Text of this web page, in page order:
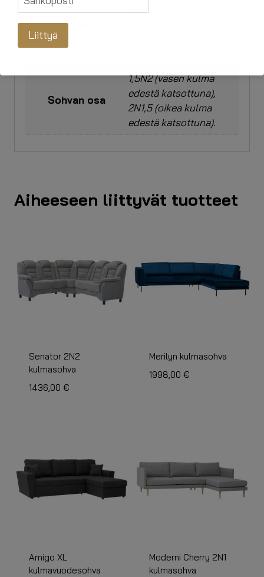
Jalat
(musta), Musta/kulta,
Sohvan osa
1,5N2 (vasen kulma
edestä katsottuna),
2N1,5 (oikea kulma
edestä katsottuna).
Aiheeseen liittyvät tuotteet
Senator 2N2
kulmasohva
1436,00 €
Merilyn kulmasohva
1998,00 €
Amigo XL
kulmavuodesohva
Moderni Cherry 2N1
kulmasohva
Liittyä